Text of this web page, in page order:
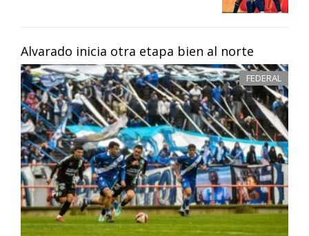
Alvarado inicia otra etapa bien al norte
FEDERAL